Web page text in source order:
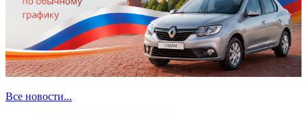
Все новости...